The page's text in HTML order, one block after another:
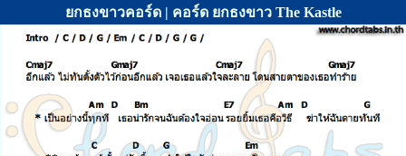
ยกธงขาวคอร์ด | คอร์ด ยกธงขาว The Kastle